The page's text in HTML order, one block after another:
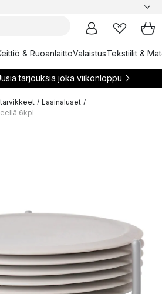
& RuoanlaittoValaistusTekstiilit &
tarjouksia joka viikonloppu
/ Lasinaluset /
6kpl